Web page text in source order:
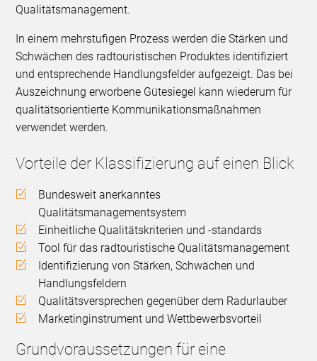
Qualitätsmanagement.
In einem mehrstufigen Prozess werden die Stärken und
Schwächen des radtouristischen Produktes identifiziert
und entsprechende Handlungsfelder aufgezeigt. Das bei
Auszeichnung erworbene Gütesiegel kann wiederum für
qualitätsorientierte Kommunikationsmaßnahmen
verwendet werden.
Vorteile der Klassifizierung auf einen Blick
Bundesweit anerkanntes
Qualitätsmanagementsystem
Einheitliche Qualitätskriterien und -standards
Tool für das radtouristische Qualitätsmanagement
Identifizierung von Stärken, Schwächen und
Handlungsfeldern
Qualitätsversprechen gegenüber dem Radurlauber
Marketinginstrument und Wettbewerbsvorteil
Grundvoraussetzungen für eine